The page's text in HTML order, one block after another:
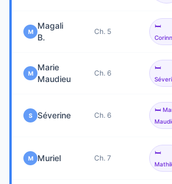
M
Magali
B.
Ch. 5
🛏️
M
Marie
Maudieu
Ch. 6
🛏️
S Séverine Ch. 6
🛏️
M Muriel Ch. 7
🛏️